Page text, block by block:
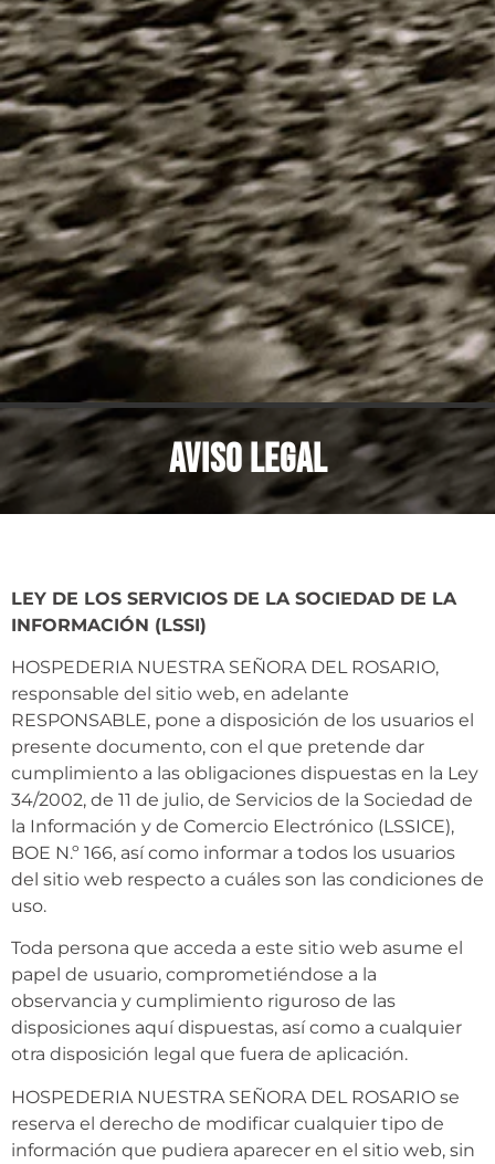
AVISO LEGAL
LEY DE LOS SERVICIOS DE LA SOCIEDAD DE LA
INFORMACIÓN (LSSI)
HOSPEDERIA NUESTRA SEÑORA DEL ROSARIO,
responsable del sitio web, en adelante
RESPONSABLE, pone a disposición de los usuarios el
presente documento, con el que pretende dar
cumplimiento a las obligaciones dispuestas en la Ley
34/2002, de 11 de julio, de Servicios de la Sociedad de
la Información y de Comercio Electrónico (LSSICE),
BOE N.º 166, así como informar a todos los usuarios
del sitio web respecto a cuáles son las condiciones de
uso.
Toda persona que acceda a este sitio web asume el
papel de usuario, comprometiéndose a la
observancia y cumplimiento riguroso de las
disposiciones aquí dispuestas, así como a cualquier
otra disposición legal que fuera de aplicación.
HOSPEDERIA NUESTRA SEÑORA DEL ROSARIO se
reserva el derecho de modificar cualquier tipo de
información que pudiera aparecer en el sitio web, sin